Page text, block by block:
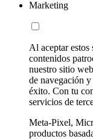
Marketing
Al aceptar estos
contenidos
nuestro sitio
de navegación y
éxito. Con tu
servicios de
Meta-Pixel,
productos